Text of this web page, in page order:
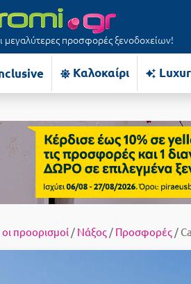
μεγαλύτερες προσφορές ξενοδοχείων!
Καλοκαίρι
προορισμοί / Νάξος / Προσφορές /